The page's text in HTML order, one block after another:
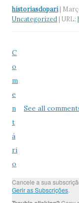
historiasdopari|
Uncategorized | URL:
C
o
m
e
n
t
á
ri
o
See all
Cancele a sua
Gerir as Subscrições.